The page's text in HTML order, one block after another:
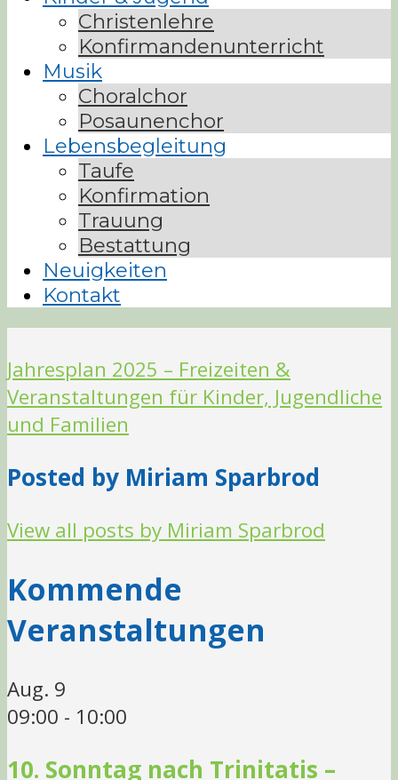
Christenlehre
Konfirmandenunterricht
Musik
Choralchor
Posaunenchor
Lebensbegleitung
Taufe
Konfirmation
Trauung
Bestattung
Neuigkeiten
Kontakt
Jahresplan 2025 – Freizeiten &
Veranstaltungen für Kinder, Jugendliche
und Familien
Posted by Miriam Sparbrod
View all posts by Miriam Sparbrod
Kommende
Veranstaltungen
Aug. 9
09:00 - 10:00
10. Sonntag nach Trinitatis –